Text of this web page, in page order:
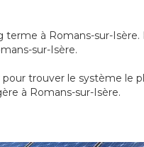
à Romans-sur-
sur-Isère.
trouver le système le
à Romans-sur-Isère.